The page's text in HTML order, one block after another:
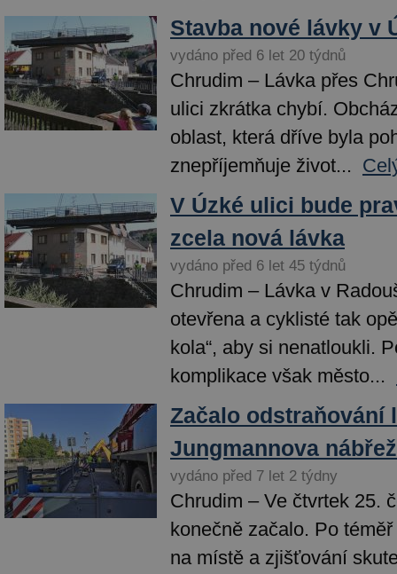
Stavba nové lávky v
vydáno před 6 let 20 týdnů
Chrudim – Lávka přes
ulici zkrátka chybí.
oblast, která dříve byla
znepříjemňuje život...
V Úzké ulici bude
zcela nová lávka
vydáno před 6 let 45 týdnů
Chrudim – Lávka v
otevřena a cyklisté tak
kola“, aby si nenatloukli.
komplikace však město...
Začalo odstraňování
Jungmannova
vydáno před 7 let 2 týdny
Chrudim – Ve čtvrtek 25.
konečně začalo. Po
na místě a zjišťování